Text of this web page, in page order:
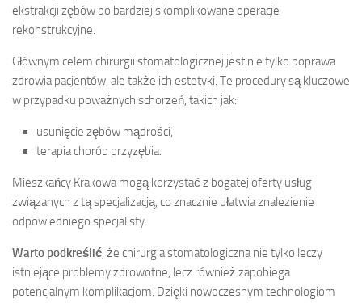
ekstrakcji zębów po bardziej skomplikowane operacje
rekonstrukcyjne.
Głównym celem chirurgii stomatologicznej jest nie tylko poprawa
zdrowia pacjentów, ale także ich estetyki. Te procedury są kluczowe
w przypadku poważnych schorzeń, takich jak:
usunięcie zębów mądrości,
terapia chorób przyzębia.
Mieszkańcy Krakowa mogą korzystać z bogatej oferty usług
związanych z tą specjalizacją, co znacznie ułatwia znalezienie
odpowiedniego specjalisty.
Warto podkreślić, że chirurgia stomatologiczna nie tylko leczy
istniejące problemy zdrowotne, lecz również zapobiega
potencjalnym komplikacjom. Dzięki nowoczesnym technologiom